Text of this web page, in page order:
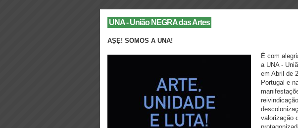
UNA - União NEGRA das Artes
AṢẸ! SOMOS A UNA!
É com
a UNA -
em Abril de
Portugal e
valorização